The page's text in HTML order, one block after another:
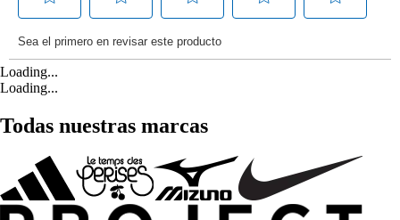
Loading...
Loading...
Todas nuestras marcas